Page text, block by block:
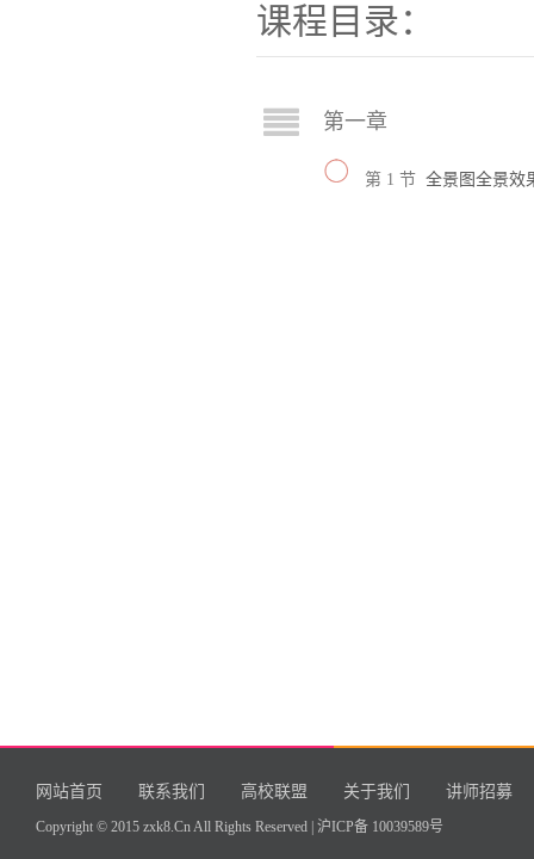
课程目录：
第一章
第 1 节 全景图全景效
网站首页 联系我们 高校联盟 关于我们 讲师招募
Copyright © 2015 zxk8.Cn All Rights Reserved | 沪ICP备 10039589号